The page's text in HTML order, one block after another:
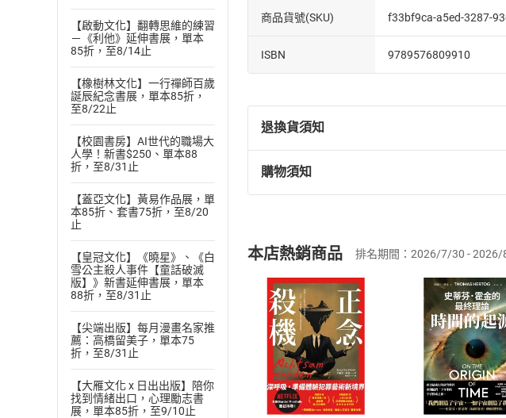
【啟動文化】翻轉思維的練習
－《利他》延伸書展，單本
85折，至8/14止
【橡樹林文化】一行禪師百歲
誕辰紀念書展，單本85折，
至8/22止
【校園書房】AI世代的職場大
人學！新書$250、單本88
折，至8/31止
【蓋亞文化】黃易作品展，單
本85折、套書75折，至8/20
止
【皇冠文化】《曉星》、《白
雪公主殺人事件【童話破滅
版】》新書延伸書展，單本
88折，至8/31止
【尖端出版】每月漫畫名家推
薦：高橋留美子，單本75
折，至8/31止
【大雁文化 x 日出出版】陪你
找到情緒出口，心理勵志書
展，單本85折，至9/10止
商品貨號(SKU) f33bf9ca-a5ed-3287-
ISBN 9789576809910
退換貨須知
退換貨規定：
(一)依消費者保護法第19條第1項後段
(二)消費者訂購本店鋪之商品即代表知
且已下載/存取電子書，不得請求退貨退
退貨方式：您欲取消訂單或辦理退貨時
貨」，本店鋪將依您的申請進行審核，
請注意，樂天市場須以整筆訂單為單位
購物須知
挑選商品
Choose
放入購
Shopping
購書後，如何開始使用？
Step1.選擇閱讀載具
本店熱銷商品 排名期間：2026/7/30 -